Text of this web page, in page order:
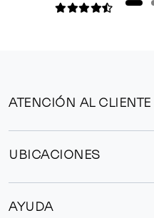
ATENCIÓN AL CLIENTE
UBICACIONES
AYUDA